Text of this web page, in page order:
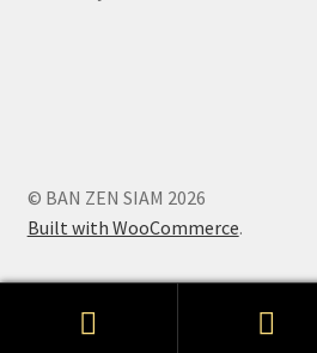
© BAN ZEN SIAM 2026
Built with WooCommerce.
Recherche
Recherche